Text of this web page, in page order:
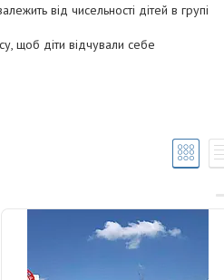
від чисельності дітей в групі
щоб діти відчували себе